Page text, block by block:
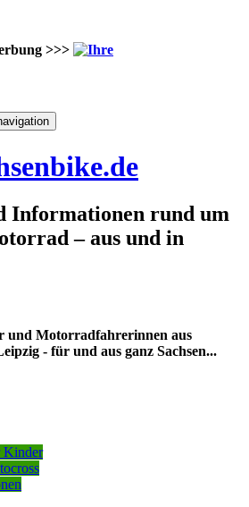
>>>
Informationen rund um
– aus und in
und Motorradfahrerinnen aus
- für und aus ganz Sachsen...
Kinder